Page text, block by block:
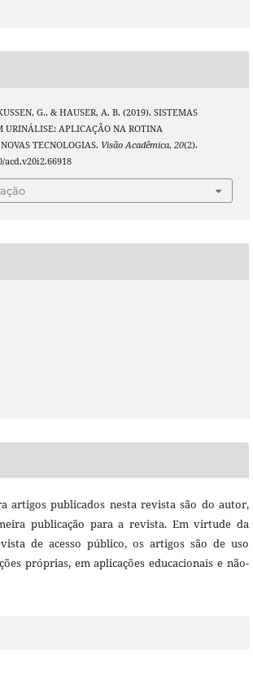
G., & HAUSER, A. B. (2019). SISTEMAS
URINÁLISE: APLICAÇÃO NA ROTINA
TECNOLOGIAS. Visão Acadêmica, 20(2).
acd.v20i2.66918
artigos publicados nesta revista são do autor,
publicação para a revista. Em virtude da
de acesso público, os artigos são de uso
próprias, em aplicações educacionais e não-